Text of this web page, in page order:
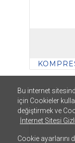
Bu internet
için Cookieler
değiştirmek ve
İnternet Sitesi
Cookie